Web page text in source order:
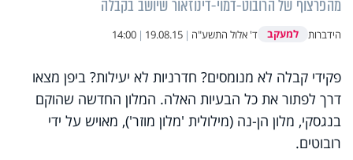
מהפרצוף של הרובוט-דמוי-דינוזאור שיושב בקבלה
הידברות למעקב ד' אלול התשע"ה |
19.08.15
|
14:00
פקידי קבלה לא מנומסים? חדרניות לא יעילות? ביפן מצאו
דרך לפתור את כל הבעיות האלה. המלון החדשה שהוקם
בנגסקי, מלון הן-נה (מילולית 'מלון מוזר'), מאויש על ידי
רובוטים.